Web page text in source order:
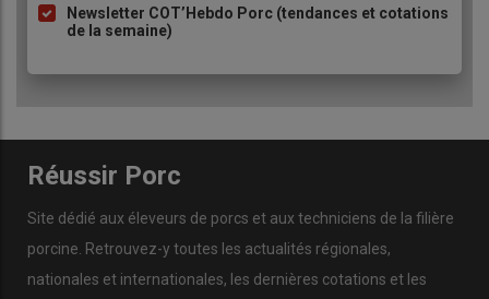
Newsletter COT’Hebdo Porc (tendances et cotations
de la semaine)
Réussir Porc
Site dédié aux éleveurs de porcs et aux techniciens de la filière
porcine. Retrouvez-y toutes les actualités régionales,
nationales et internationales, les dernières cotations et les